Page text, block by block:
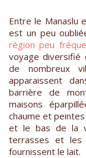
Entre le Manaslu
est un peu
région peu
voyage diversifié
de nombreux
apparaissent
barrière de
maisons
chaume et
et le bas de la
terrasses et
fournissent le lait.